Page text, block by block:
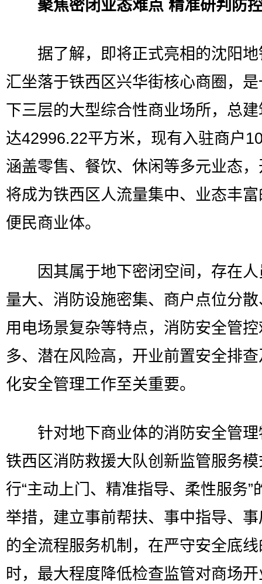
聚焦密闭业态难点 精准研判防
据了解，即将正式亮相的沈阳地
汇坐落于铁西区兴华街核心商圈，
下三层的大型综合性商业场所，总
达42996.22平方米，现有入驻商户
涵盖零售、餐饮、休闲等多元业态
将成为铁西区人流量集中、业态丰
便民商业体。
因其属于地下密闭空间，存在人
量大、消防设施密集、商户点位分
用电场景复杂等特点，消防安全管
多、潜在风险高，开业前置安全排
化安全管理工作至关重要。
针对地下商业体的消防安全管理
铁西区消防救援大队创新监管服务
行“主动上门、精准指导、柔性服务”
举措，建立事前帮扶、事中指导、
的全流程服务机制，在严守安全底
时，最大程度降低检查监管对商场